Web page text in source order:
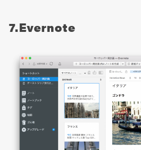
7.Evernote